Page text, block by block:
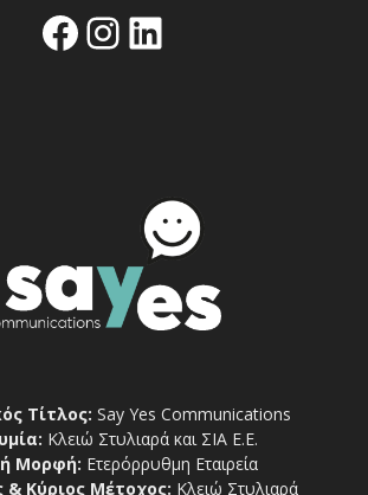
Facebook
Instagram
Linkedin
Τίτλος: Say Yes Communications
Κλειώ Στυλιαρά και ΣΙΑ Ε.Ε.
Μορφή: Ετερόρρυθμη Εταιρεία
& Κύριος Μέτοχος: Κλειώ Στυλιαρά